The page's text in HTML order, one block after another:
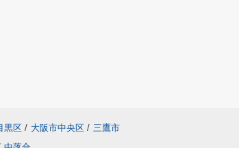
黒区 / 大阪市中央区 / 三鷹市